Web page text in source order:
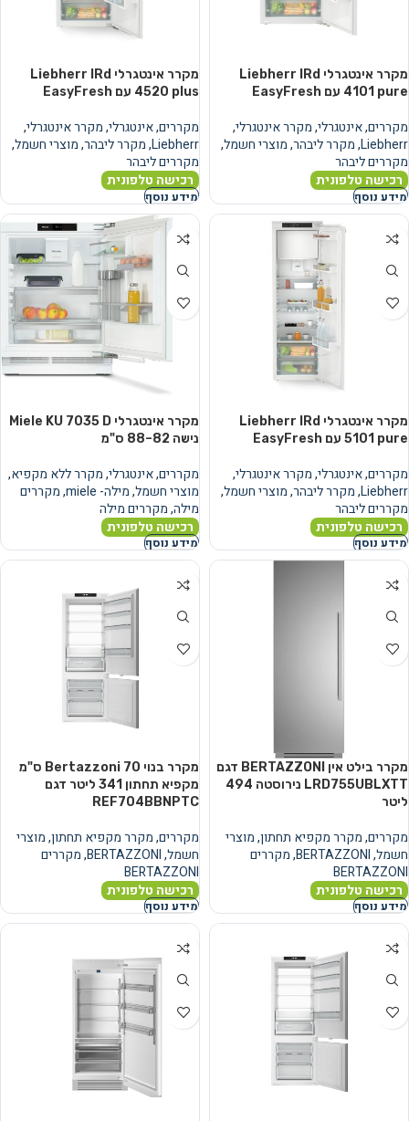
מקרר אינטגרלי Liebherr IRd
4101 pure עם EasyFresh
מקררים,אינטגרלי,מקרר אינטגרלי,
Liebherr
,מקרר ליבהר,מוצרי חשמל,
מקררים ליבהר
רכישה טלפונית
מידע נוסף
מקרר אינטגרלי Liebherr IRd
4520 plus עם EasyFresh
מקררים,אינטגרלי,מקרר אינטגרלי,
Liebherr
,מקרר ליבהר,מוצרי חשמל,
מקררים ליבהר
רכישה טלפונית
מידע נוסף
מקרר אינטגרלי Liebherr IRd
5101 pure עם EasyFresh
מקררים,אינטגרלי,מקרר אינטגרלי,
Liebherr
,מקרר ליבהר,מוצרי חשמל,
מקררים ליבהר
רכישה טלפונית
מידע נוסף
מקרר אינטגרלי Miele KU 7035 D
נישה 82–88 ס"מ
מקררים,אינטגרלי,מקרר ללא מקפיא,
מוצרי חשמל,מילה- miele ,מקררים
מילה,מקררים מילה
רכישה טלפונית
מידע נוסף
מקרר בילט אין BERTAZZONI דגם
LRD755UBLXTT נירוסטה ‏494
‏ליטר
מקררים,מקרר מקפיא תחתון,מוצרי
חשמל,
BERTAZZONI
,מקררים
BERTAZZONI
רכישה טלפונית
מידע נוסף
מקרר בנוי Bertazzoni 70 ס"מ
מקפיא תחתון ‏341 ‏ליטר דגם
REF704BBNPTC
מקררים,מקרר מקפיא תחתון,מוצרי
חשמל,
BERTAZZONI
,מקררים
BERTAZZONI
רכישה טלפונית
מידע נוסף